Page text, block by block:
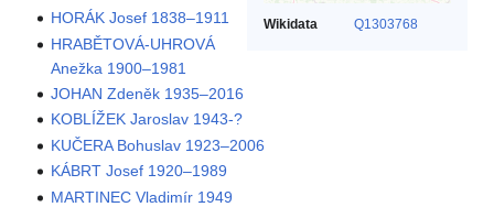
Wikidata Q1303768
HORÁK Josef 1838–1911
HRABĚTOVÁ-UHROVÁ
Anežka 1900–1981
JOHAN Zdeněk 1935–2016
KOBLÍŽEK Jaroslav 1943-?
KUČERA Bohuslav 1923–2006
KÁBRT Josef 1920–1989
MARTINEC Vladimír 1949